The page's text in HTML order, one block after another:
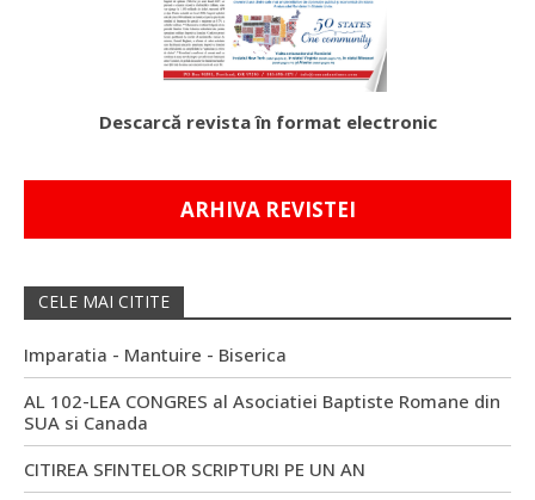
Descarcă revista în format electronic
ARHIVA REVISTEI
CELE MAI CITITE
Imparatia - Mantuire - Biserica
AL 102-LEA CONGRES al Asociatiei Baptiste Romane din
SUA si Canada
CITIREA SFINTELOR SCRIPTURI PE UN AN